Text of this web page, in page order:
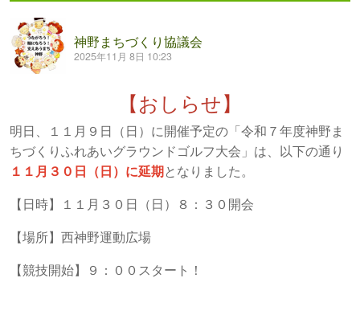
神野まちづくり協議会
2025年11月 8日 10:23
【おしらせ】
明日、１１月９日（日）に開催予定の「令和７年度神野ま
ちづくりふれあいグラウンドゴルフ大会」は、以下の通り
１１月３０日（日）に延期となりました。
【日時】１１月３０日（日）８：３０開会
【場所】西神野運動広場
【競技開始】９：００スタート！